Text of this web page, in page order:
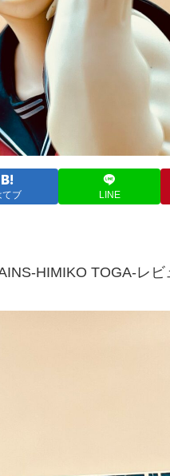
てブ LINE
HIMIKO TOGA-レビ